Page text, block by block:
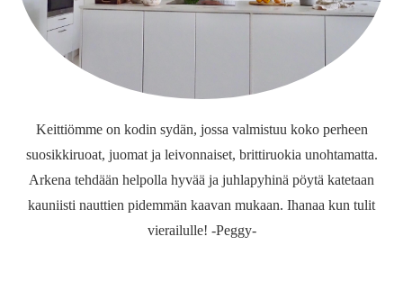
Keittiömme on kodin sydän, jossa valmistuu koko perheen
suosikkiruoat, juomat ja leivonnaiset, brittiruokia unohtamatta.
Arkena tehdään helpolla hyvää ja juhlapyhinä pöytä katetaan
kauniisti nauttien pidemmän kaavan mukaan. Ihanaa kun tulit
vierailulle! -Peggy-